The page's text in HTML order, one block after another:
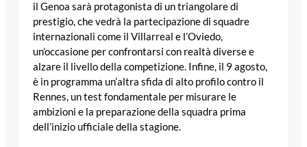
il Genoa sarà protagonista di un triangolare di
prestigio, che vedrà la partecipazione di squadre
internazionali come il Villarreal e l’Oviedo,
un’occasione per confrontarsi con realtà diverse e
alzare il livello della competizione. Infine, il 9 agosto,
è in programma un’altra sfida di alto profilo contro il
Rennes, un test fondamentale per misurare le
ambizioni e la preparazione della squadra prima
dell’inizio ufficiale della stagione.